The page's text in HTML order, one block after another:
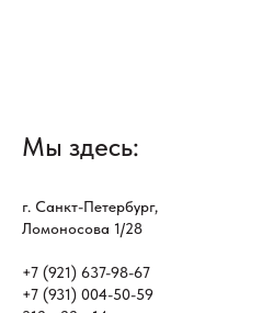
Мы здесь:
г. Санкт-Петербург,
Ломоносова 1/28
+7 (921) 637-98-67
+7 (931) 004-50-59